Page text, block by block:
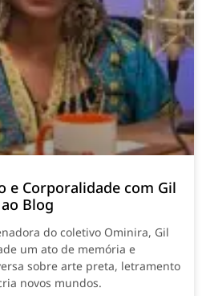
e Corporalidade com Gil
Blog
do coletivo Ominira, Gil
um ato de memória e
sobre arte preta, letramento
novos mundos.